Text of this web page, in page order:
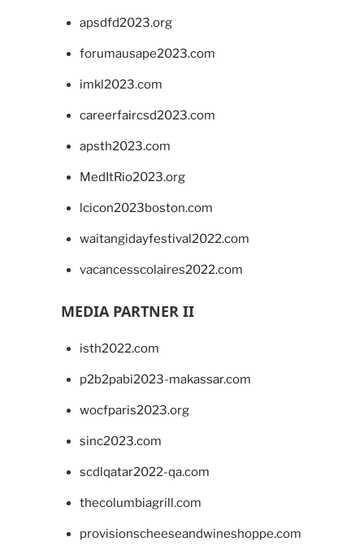
apsdfd2023.org
forumausape2023.com
imkl2023.com
careerfaircsd2023.com
apsth2023.com
MedItRio2023.org
lcicon2023boston.com
waitangidayfestival2022.com
vacancesscolaires2022.com
MEDIA PARTNER II
isth2022.com
p2b2pabi2023-makassar.com
wocfparis2023.org
sinc2023.com
scdlqatar2022-qa.com
thecolumbiagrill.com
provisionscheeseandwineshoppe.com